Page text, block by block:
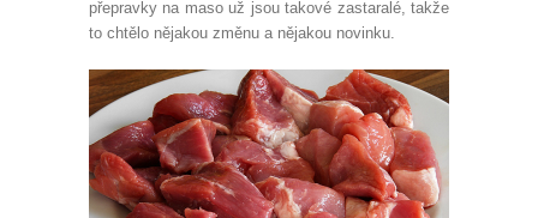
přepravky na maso už jsou takové zastaralé, takže
to chtělo nějakou změnu a nějakou novinku.